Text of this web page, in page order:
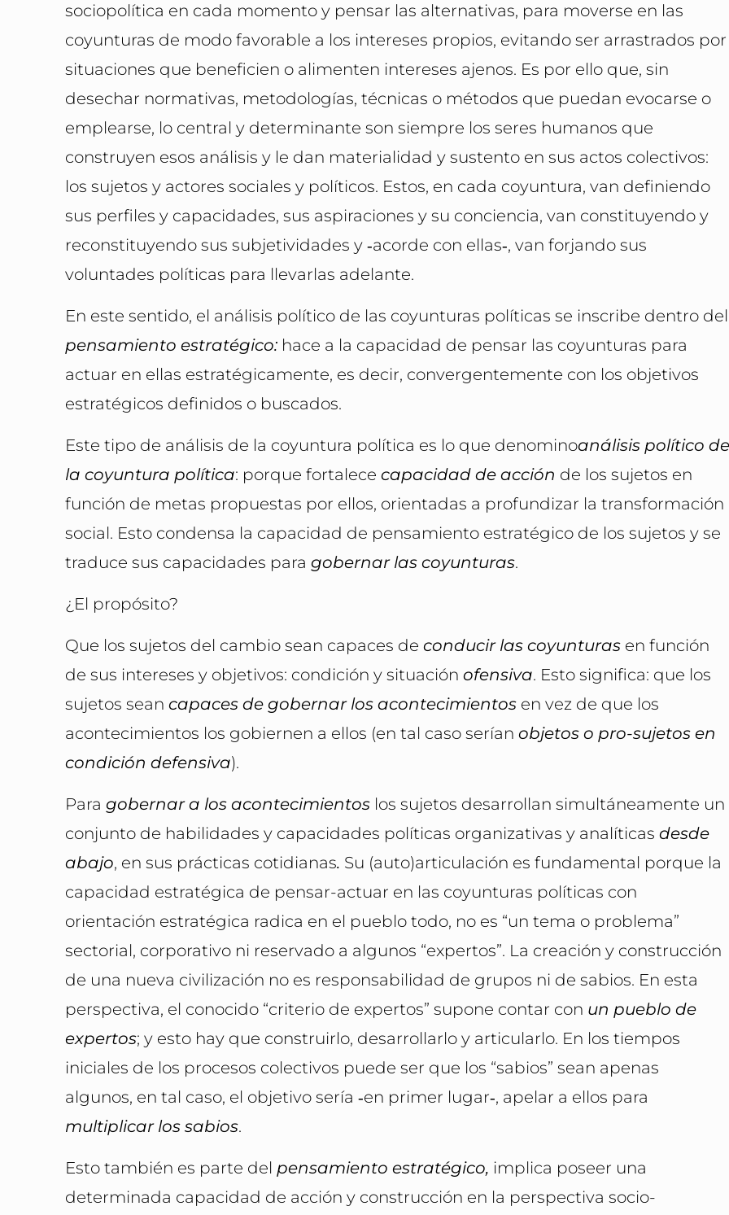
sociopolítica en cada momento y pensar las alternativas, para moverse en las
coyunturas de modo favorable a los intereses propios, evitando ser arrastrados por
situaciones que beneficien o alimenten intereses ajenos. Es por ello que, sin
desechar normativas, metodologías, técnicas o métodos que puedan evocarse o
emplearse, lo central y determinante son siempre los seres humanos que
construyen esos análisis y le dan materialidad y sustento en sus actos colectivos:
los sujetos y actores sociales y políticos. Estos, en cada coyuntura, van definiendo
sus perfiles y capacidades, sus aspiraciones y su conciencia, van constituyendo y
reconstituyendo sus subjetividades y ‑acorde con ellas‑, van forjando sus
voluntades políticas para llevarlas adelante.
En este sentido, el análisis político de las coyunturas políticas se inscribe dentro del
pensamiento estratégico: hace a la capacidad de pensar las coyunturas para
actuar en ellas estratégicamente, es decir, convergentemente con los objetivos
estratégicos definidos o buscados.
Este tipo de análisis de la coyuntura política es lo que denominoanálisis político
la coyuntura política: porque fortalececapacidad de acción de los sujetos en
función de metas propuestas por ellos, orientadas a profundizar la transformación
social. Esto condensa la capacidad de pensamiento estratégico de los sujetos y se
traduce sus capacidades paragobernar las coyunturas.
¿El propósito?
Que los sujetos del cambio sean capaces deconducir las coyunturas en función
de sus intereses y objetivos: condición y situación ofensiva. Esto significa: que los
sujetos sean capaces de gobernar los acontecimientos en vez de que los
acontecimientos los gobiernen a ellos (en tal caso seríanobjetos o pro-sujetos en
condición defensiva).
Paragobernar a los acontecimientos los sujetos desarrollan simultáneamente un
conjunto de habilidades y capacidades políticas organizativas y analíticasdesde
abajo, en sus prácticas cotidianas. Su (auto)articulación es fundamental porque la
capacidad estratégica de pensar-actuar en las coyunturas políticas con
orientación estratégica radica en el pueblo todo, no es “un tema o problema”
sectorial, corporativo ni reservado a algunos “expertos”. La creación y construcción
de una nueva civilización no es responsabilidad de grupos ni de sabios. En esta
perspectiva, el conocido “criterio de expertos” supone contar con un pueblo de
expertos; y esto hay que construirlo, desarrollarlo y articularlo. En los tiempos
iniciales de los procesos colectivos puede ser que los “sabios” sean apenas
algunos, en tal caso, el objetivo sería ‑en primer lugar‑, apelar a ellos para
multiplicar los sabios.
Esto también es parte del pensamiento estratégico, implica poseer una
determinada capacidad de acción y construcción en la perspectiva socio-